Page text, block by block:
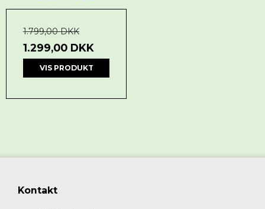
1.799,00 DKK
1.299,00 DKK
VIS PRODUKT
Kontakt